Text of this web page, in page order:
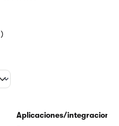
Aplicaciones/integraciones